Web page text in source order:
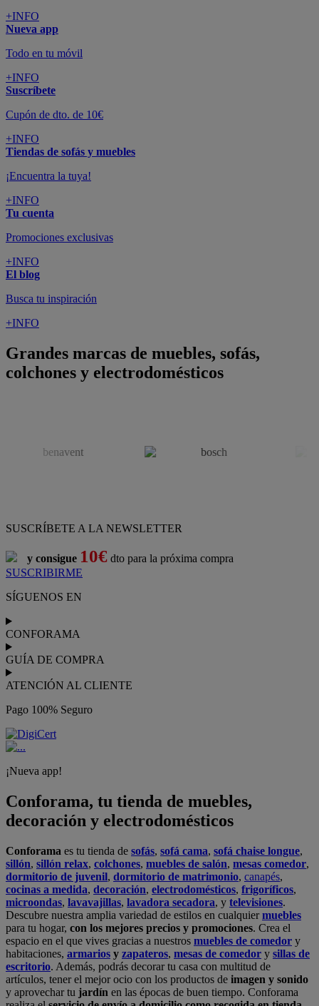
+INFO
Nueva app
Todo en tu móvil
+INFO
Suscríbete
Cupón de dto. de 10€
+INFO
Tiendas de sofás y muebles
¡Encuentra la tuya!
+INFO
Tu cuenta
Promociones exclusivas
+INFO
El blog
Busca tu inspiración
+INFO
Grandes marcas de muebles, sofás,
colchones y electrodomésticos
SUSCRÍBETE A LA NEWSLETTER
y consigue 10€ dto para la próxima compra
SUSCRIBIRME
SÍGUENOS EN
CONFORAMA
GUÍA DE COMPRA
ATENCIÓN AL CLIENTE
Pago 100% Seguro
¡Nueva app!
Conforama, tu tienda de muebles,
decoración y electrodomésticos
Conforama es tu tienda de sofás, sofá cama, sofá chaise longue,
sillón, sillón relax, colchones, muebles de salón, mesas comedor,
dormitorio de juvenil, dormitorio de matrimonio, canapés,
cocinas a medida, decoración, electrodomésticos, frigoríficos,
microondas, lavavajillas, lavadora secadora, y televisiones.
Descubre nuestra amplia variedad de estilos en cualquiermuebles
para tu hogar, con los mejores precios y promociones. Crea el
espacio en el que vives gracias a nuestros muebles de comedor y
habitaciones, armarios y zapateros, mesas de comedor y sillas de
escritorio. Además, podrás decorar tu casa con multitud de
artículos, tener el mejor ocio con los productos de imagen y sonido
y aprovechar tu jardín en las épocas de buen tiempo. Conforama